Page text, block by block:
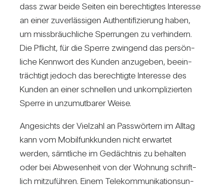
dass zwar beide Seiten ein berech­tigtes Inter­esse
an einer zuver­läs­sigen Authen­ti­fi­zie­rung haben,
um miss­bräuch­liche Sper­rungen zu ver­hin­dern.
Die Pflicht, für die Sperre zwin­gend das per­sön­
liche Kenn­wort des Kunden anzu­geben, beein­
träch­tigt jedoch das berech­tigte Inter­esse des
Kunden an einer schnellen und unkom­pli­zierten
Sperre in unzu­mut­barer Weise.
Ange­sichts der Viel­zahl an Pass­wör­tern im Alltag
kann vom Mobil­funk­kunden nicht erwartet
werden, sämt­liche im Gedächtnis zu behalten
oder bei Abwe­sen­heit von der Woh­nung schrift­
lich mit­zu­führen. Einem Tele­kom­mu­ni­ka­ti­ons­un­